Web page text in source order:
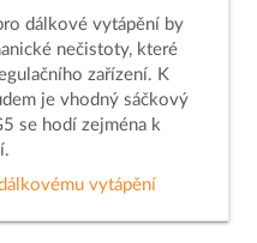
dálkové vytápění by
nečistoty, které
zařízení. K
je vhodný sáčkový
se hodí zejména k
vytápění